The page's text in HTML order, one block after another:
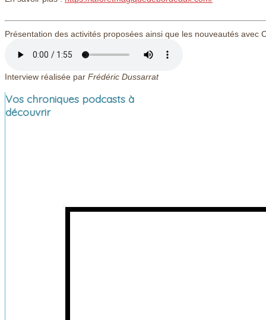
Présentation des activités proposées ainsi que les nouveautés avec
Interview réalisée par Frédéric Dussarrat
Vos chroniques podcasts à
découvrir